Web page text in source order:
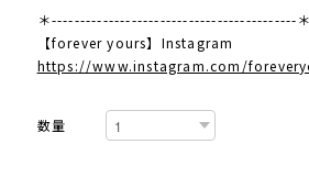
＊-------------------------------------------＊
【forever yours】Instagram
https://www.instagram.com/
数量